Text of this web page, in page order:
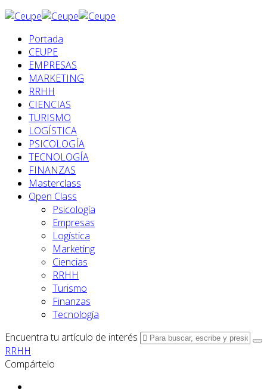
Portada
CEUPE
EMPRESAS
MARKETING
RRHH
CIENCIAS
TURISMO
LOGÍSTICA
PSICOLOGÍA
TECNOLOGÍA
FINANZAS
Masterclass
Open Class
Psicología
Empresas
Logística
Marketing
Ciencias
RRHH
Turismo
Finanzas
Tecnología
Encuentra tu artículo de interés
RRHH
Compártelo